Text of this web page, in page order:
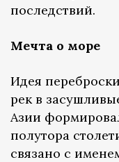
последствий.
Мечта о море
Идея
рек в
Азии
полутора
связано с